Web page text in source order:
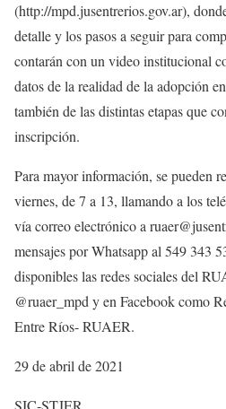
(http://mpd.jusentrerios.gov.ar),
detalle y los pasos a seguir para
contarán con un video institucional
datos de la realidad de la adopción
también de las distintas etapas que
inscripción.
Para mayor información, se pueden
viernes, de 7 a 13, llamando a los
vía correo electrónico a
mensajes por Whatsapp al 549 343
disponibles las redes sociales del
@ruaer_mpd y en Facebook como
Entre Ríos- RUAER.
29 de abril de 2021
SIC-STJER